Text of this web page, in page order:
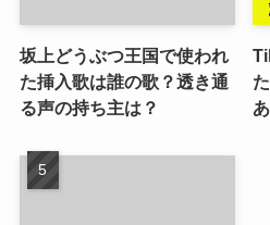
坂上どうぶつ王国で使われ
た挿入歌は誰の歌？透き通
る声の持ち主は？